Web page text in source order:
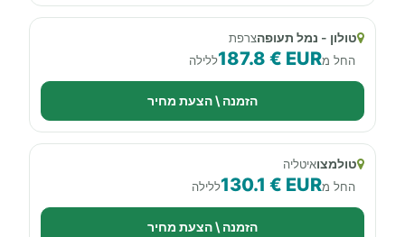
טולון - נמל תעופהצרפת
החל מ187.8 € EURללילה
הזמנה \ הצעת מחיר
טולמצואיטליה
החל מ130.1 € EURללילה
הזמנה \ הצעת מחיר